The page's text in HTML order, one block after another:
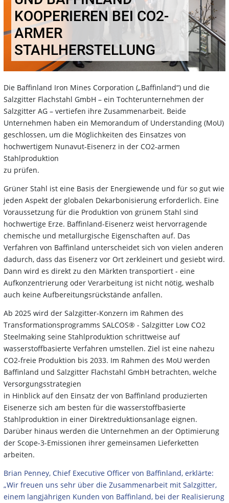
KOOPERIEREN BEI CO2-
ARMER
STAHLHERSTELLUNG
Die Baffinland Iron Mines Corporation („Baffinland“) und die
Salzgitter Flachstahl GmbH – ein Tochterunternehmen der
Salzgitter AG – vertiefen ihre Zusammenarbeit. Beide
Unternehmen haben ein Memorandum of Understanding (MoU)
geschlossen, um die Möglichkeiten des Einsatzes von
hochwertigem Nunavut-Eisenerz in der CO2-armen
Stahlproduktion
zu prüfen.
Grüner Stahl ist eine Basis der Energiewende und für so gut wie
jeden Aspekt der globalen Dekarbonisierung erforderlich. Eine
Voraussetzung für die Produktion von grünem Stahl sind
hochwertige Erze. Baffinland-Eisenerz weist hervorragende
chemische und metallurgische Eigenschaften auf. Das
Verfahren von Baffinland unterscheidet sich von vielen anderen
dadurch, dass das Eisenerz vor Ort zerkleinert und gesiebt wird.
Dann wird es direkt zu den Märkten transportiert - eine
Aufkonzentrierung oder Verarbeitung ist nicht nötig, weshalb
auch keine Aufbereitungsrückstände anfallen.
Ab 2025 wird der Salzgitter-Konzern im Rahmen des
Transformationsprogramms SALCOS® - Salzgitter Low CO2
Steelmaking seine Stahlproduktion schrittweise auf
wasserstoffbasierte Verfahren umstellen. Ziel ist eine nahezu
CO2-freie Produktion bis 2033. Im Rahmen des MoU werden
Baffinland und Salzgitter Flachstahl GmbH betrachten, welche
Versorgungsstrategien
in Hinblick auf den Einsatz der von Baffinland produzierten
Eisenerze sich am besten für die wasserstoffbasierte
Stahlproduktion in einer Direktreduktionsanlage eignen.
Darüber hinaus werden die Unternehmen an der Optimierung
der Scope-3-Emissionen ihrer gemeinsamen Lieferketten
arbeiten.
Brian Penney, Chief Executive Officer von Baffinland, erklärte:
„Wir freuen uns sehr über die Zusammenarbeit mit Salzgitter,
einem langjährigen Kunden von Baffinland, bei der Realisierung